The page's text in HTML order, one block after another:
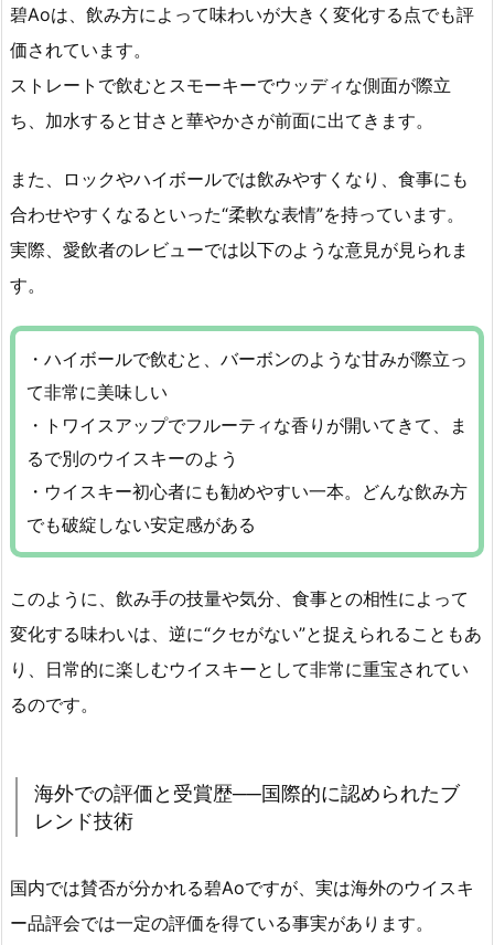
碧Aoは、飲み方によって味わいが大きく変化する点でも評
価されています。
ストレートで飲むとスモーキーでウッディな側面が際立
ち、加水すると甘さと華やかさが前面に出てきます。
また、ロックやハイボールでは飲みやすくなり、食事にも
合わせやすくなるといった“柔軟な表情”を持っています。
実際、愛飲者のレビューでは以下のような意見が見られま
す。
・ハイボールで飲むと、バーボンのような甘みが際立っ
て非常に美味しい
・トワイスアップでフルーティな香りが開いてきて、ま
るで別のウイスキーのよう
・ウイスキー初心者にも勧めやすい一本。どんな飲み方
でも破綻しない安定感がある
このように、飲み手の技量や気分、食事との相性によって
変化する味わいは、逆に“クセがない”と捉えられることもあ
り、日常的に楽しむウイスキーとして非常に重宝されてい
るのです。
海外での評価と受賞歴──国際的に認められたブ
レンド技術
国内では賛否が分かれる碧Aoですが、実は海外のウイスキ
ー品評会では一定の評価を得ている事実があります。